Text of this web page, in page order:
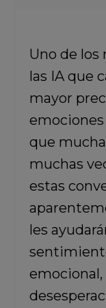
Uno de los
las IA que
mayor
que
muchas
estas
les
emocional,